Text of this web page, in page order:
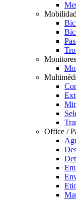
Monitores
Office /